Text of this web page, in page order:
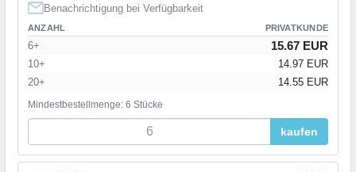
Benachrichtigung bei Verfügbarkeit
ANZAHL PRIVATKUNDE
6+ 15.67 EUR
10+
14.97 EUR
20+
14.55 EUR
Mindestbestellmenge: 6 Stücke
kaufen